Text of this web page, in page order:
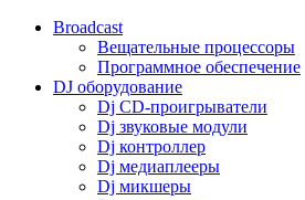
Broadcast
Вещательные процессоры
Программное обеспечение
DJ оборудование
Dj CD-проигрыватели
Dj звуковые модули
Dj контроллер
Dj медиаплееры
Dj микшеры